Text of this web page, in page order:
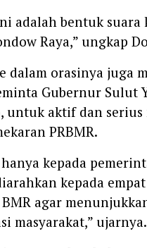
adalah bentuk suara
Raya,” ungkap
dalam orasinya juga
Gubernur Sulut
untuk aktif dan
PRBMR.
kepada
kepada
agar
masyarakat,” ujarnya.